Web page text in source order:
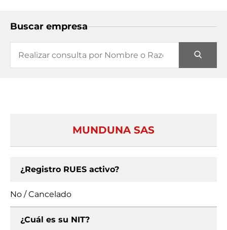
Buscar empresa
MUNDUNA SAS
¿Registro RUES activo?
No / Cancelado
¿Cuál es su NIT?